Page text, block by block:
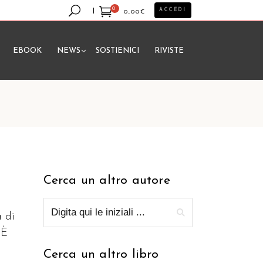
0
0,00€
prodotto nel carrello.
ACCEDI
EBOOK NEWS SOSTIENICI RIVISTE
di
Cerca un altro autore
Cerca un altro libro